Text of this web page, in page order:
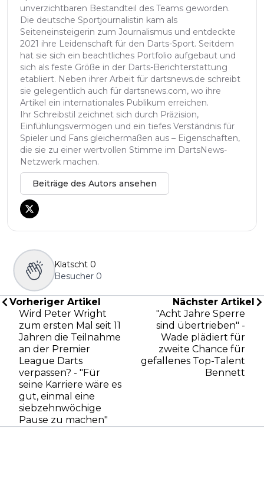
unverzichtbaren Bestandteil des Teams geworden.
Die deutsche Sportjournalistin kam als
Seiteneinsteigerin zum Journalismus und entdeckte
2021 ihre Leidenschaft für den Darts-Sport. Seitdem
hat sie sich ein beachtliches Portfolio aufgebaut und
sich als feste Größe in der Darts-Berichterstattung
etabliert. Neben ihrer Arbeit für dartsnews.de schreibt
sie gelegentlich auch für dartsnews.com, wo ihre
Artikel ein internationales Publikum erreichen.
Ihr Schreibstil zeichnet sich durch Präzision,
Einfühlungsvermögen und ein tiefes Verständnis für
Spieler und Fans gleichermaßen aus – Eigenschaften,
die sie zu einer wertvollen Stimme im DartsNews-
Netzwerk machen.
Beiträge des Autors ansehen
Klatscht 0
Besucher 0
Vorheriger Artikel
Wird Peter Wright
zum ersten Mal seit 11
Jahren die Teilnahme
an der Premier
League Darts
verpassen? - "Für
seine Karriere wäre es
gut, einmal eine
siebzehnwöchige
Pause zu machen"
Nächster Artikel
"Acht Jahre Sperre
sind übertrieben" -
Wade plädiert für
zweite Chance für
gefallenes Top-Talent
Bennett